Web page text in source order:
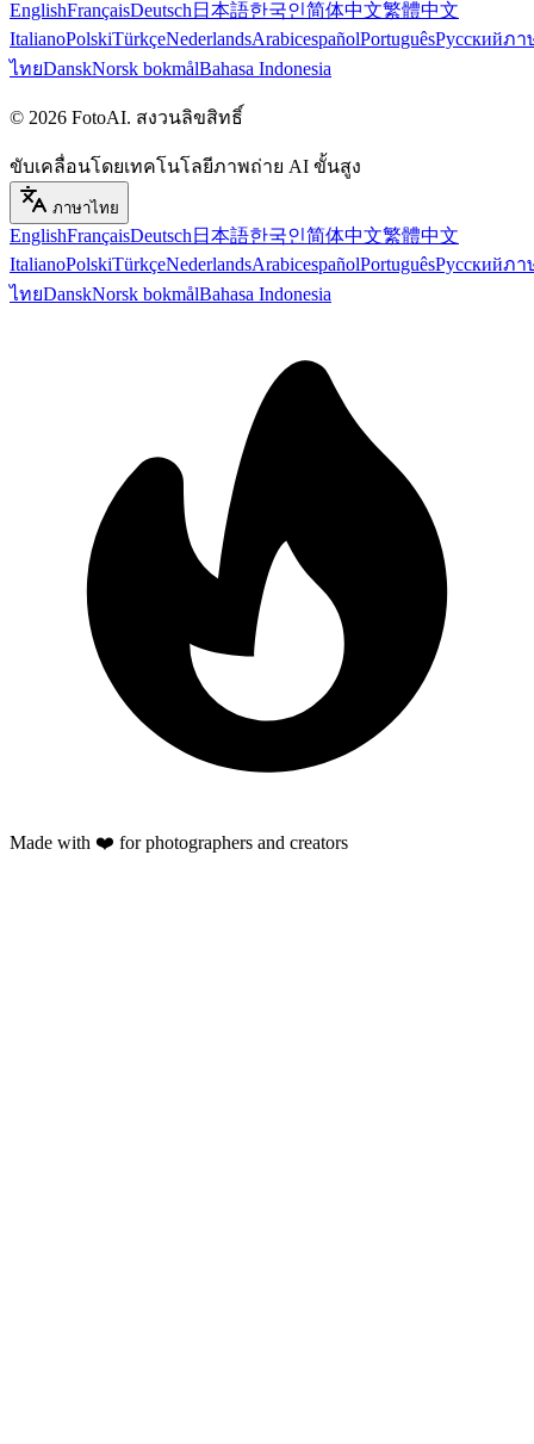
EnglishFrançaisDeutsch 日本語한국인简体中文繁體中文
ItalianoPolskiTürkçeNederlandsArabicespañolPortuguêsРусскийภา
ไทยDanskNorsk bokmålBahasa Indonesia
© 2026 FotoAI. สงวนลิขสิทธิ์
ขับเคลื่อนโดยเทคโนโลยีภาพถ่าย AI ขั้นสูง
ภาษาไทย
EnglishFrançaisDeutsch 日本語한국인简体中文繁體中文
ItalianoPolskiTürkçeNederlandsArabicespañolPortuguêsРусскийภา
ไทยDanskNorsk bokmålBahasa Indonesia
Made with ❤️ for photographers and creators